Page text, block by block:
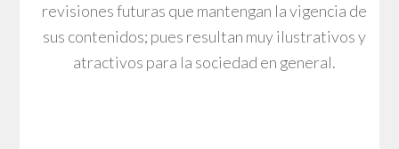
revisiones futuras que mantengan la vigencia de
sus contenidos; pues resultan muy ilustrativos y
atractivos para la sociedad en general.